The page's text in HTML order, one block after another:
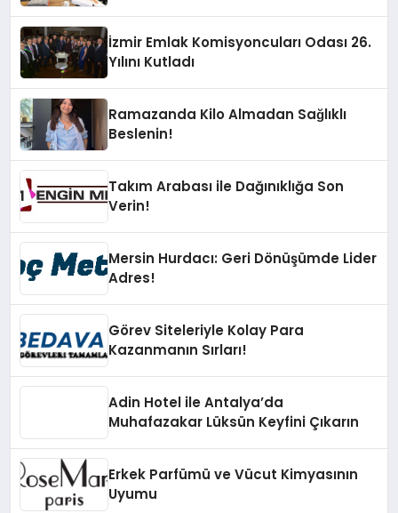
İzmir Emlak Komisyoncuları Odası 26.
Yılını Kutladı
Ramazanda Kilo Almadan Sağlıklı
Beslenin!
Takım Arabası ile Dağınıklığa Son
Verin!
Mersin Hurdacı: Geri Dönüşümde Lider
Adres!
Görev Siteleriyle Kolay Para
Kazanmanın Sırları!
Adin Hotel ile Antalya’da
Muhafazakar Lüksün Keyfini Çıkarın
Erkek Parfümü ve Vücut Kimyasının
Uyumu